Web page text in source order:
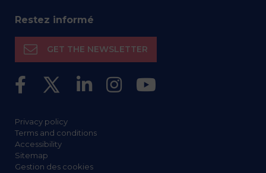
Restez informé
GET THE NEWSLETTER
Privacy policy
Terms and conditions
Accessibility
Sitemap
Gestion des cookies